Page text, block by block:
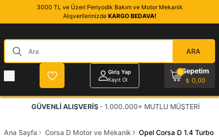
3000 TL ve Üzeri Periyodik Bakım ve Motor Mekanik
Alışverilerinizde KARGO BEDAVA!
ARA
Giriş Yap
Kayıt Ol
Sepetim
₺ 0,00
0
GÜVENLİ ALIŞVERİŞ - 1.000.000+ MUTLU MÜŞTERİ
Ana Sayfa Corsa D Motor ve Mekanik Opel Corsa D 1.4 Turbo